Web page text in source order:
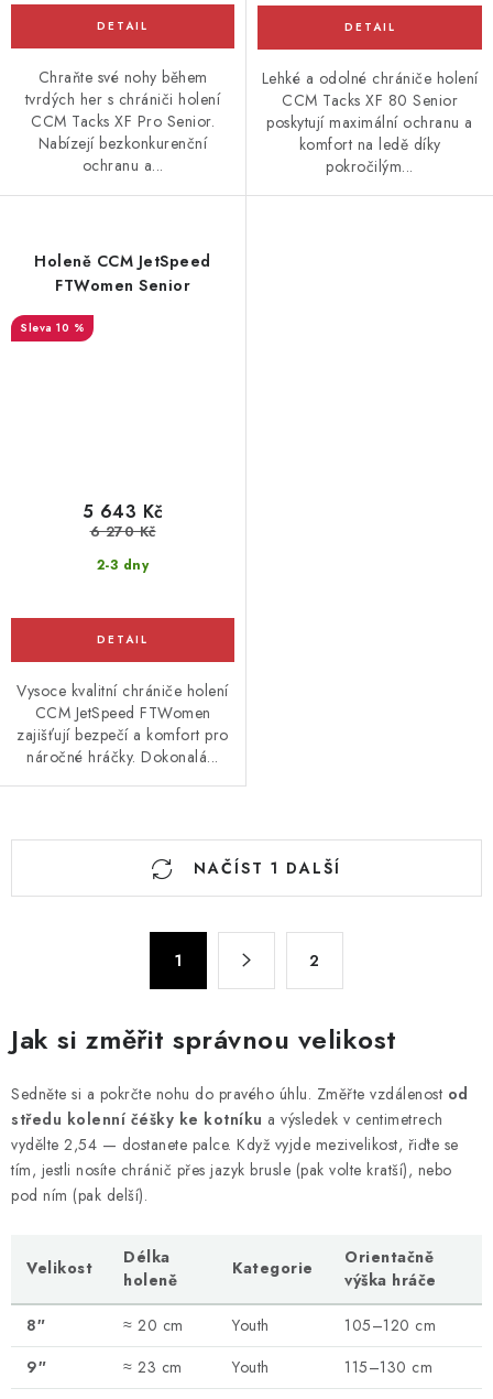
Chraňte své nohy během
tvrdých her s chrániči holení
CCM Tacks XF Pro Senior.
Nabízejí bezkonkurenční
ochranu a...
Lehké a odolné chrániče holení
CCM Tacks XF 80 Senior
poskytují maximální ochranu a
komfort na ledě díky
pokročilým...
Holeně CCM JetSpeed
FTWomen Senior
10 %
2-3 dny
5 643 Kč
6 270 Kč
Vysoce kvalitní chrániče holení
CCM JetSpeed FTWomen
zajišťují bezpečí a komfort pro
náročné hráčky. Dokonalá...
O
c
í
p
r
v
k
y
i
s
NAČÍST 1 DALŠÍ
n
o
v
á
n
í
1 2
Jak si změřit správnou velikost
Sedněte si a pokrčte nohu do pravého úhlu. Změřte vzdálenost od
středu kolenní čéšky ke kotníku a výsledek v centimetrech
vydělte 2,54 — dostanete palce. Když vyjde mezivelikost, řiďte se
tím, jestli nosíte chránič přes jazyk brusle (pak volte kratší), nebo
pod ním (pak delší).
Velikost
Délka
holeně
Kategorie
Orientačně
výška hráče
8″ ≈ 20 cm Youth
105–120 cm
9″
≈ 23 cm Youth
115–130 cm